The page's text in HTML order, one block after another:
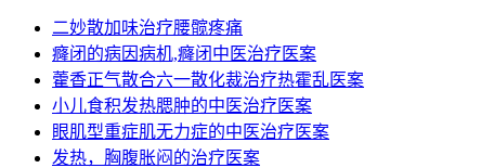
二妙散加味治疗腰髋疼痛
癃闭的病因病机,癃闭中医治疗医案
藿香正气散合六一散化裁治疗热霍乱医案
小儿食积发热腮肿的中医治疗医案
眼肌型重症肌无力症的中医治疗医案
发热，胸腹胀闷的治疗医案